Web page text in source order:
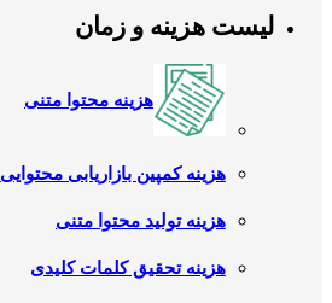
لیست هزینه و زمان
هزینه محتوا متنی
هزینه کمپین بازاریابی محتوایی
هزینه تولید محتوا متنی
هزینه تحقیق کلمات کلیدی